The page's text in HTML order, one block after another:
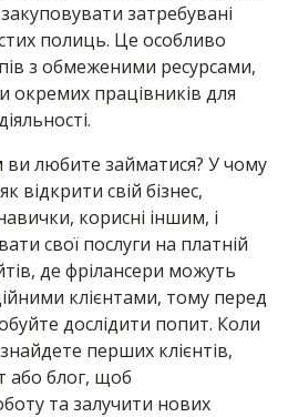
затребувані
полиць. Це особливо
з обмеженими ресурсами,
окремих працівників для
любите займатися? У чому
відкрити свій бізнес,
корисні іншим, і
свої послуги на платній
де фрілансери можуть
клієнтами, тому перед
дослідити попит. Коли
перших клієнтів,
або блог, щоб
та залучити нових